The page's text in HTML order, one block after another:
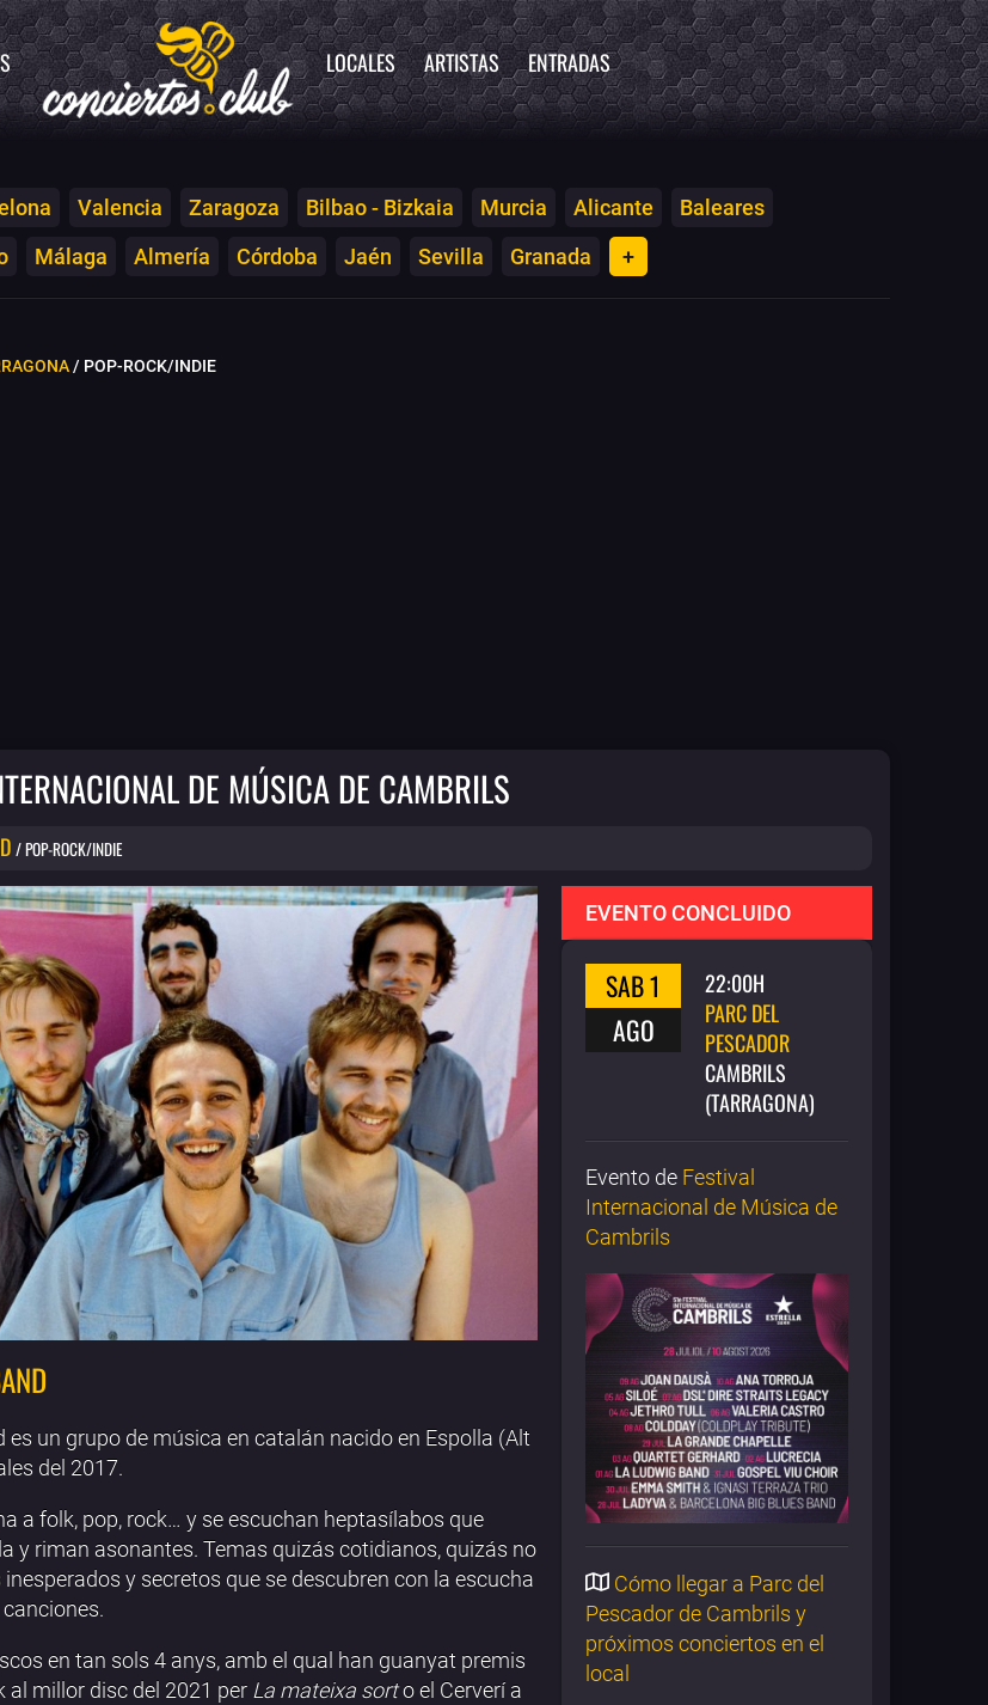
LOCALES ARTISTAS ENTRADAS
Valencia Zaragoza Bilbao - Bizkaia Murcia Alicante
Baleares
Málaga Almería Córdoba Jaén Sevilla Granada +
/ POP-ROCK/INDIE
DE MÚSICA DE CAMBRILS
/ POP-ROCK/INDIE
EVENTO CONCLUIDO
SAB 1
AGO
22:00H
PARC DEL
PESCADOR
CAMBRILS
(TARRAGONA)
Evento de Festival
Internacional de Música de
Cambrils
Cómo llegar a Parc del
Pescador de Cambrils y
próximos conciertos en el
local
es un grupo de música en catalán nacido en Espolla (Alt
del 2017.
a folk, pop, rock… y se escuchan heptasílabos que
y riman asonantes. Temas quizás cotidianos, quizás no
y secretos que se descubren con la escucha
en tan sols 4 anys, amb el qual han guanyat premis
al millor disc del 2021 per La mateixa sorto el Cerverí a